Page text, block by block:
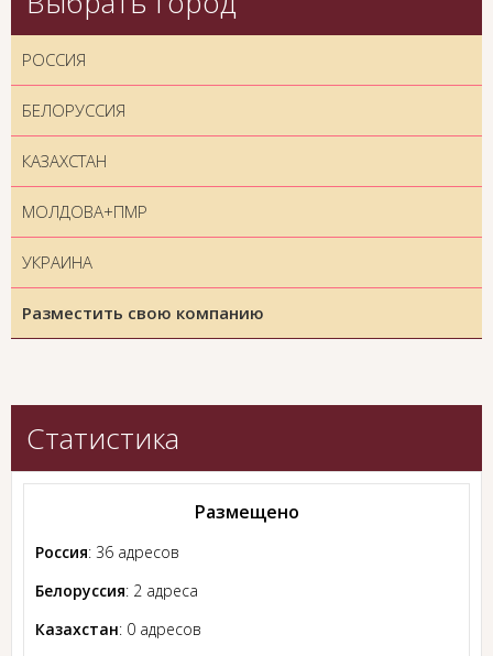
РОССИЯ
БЕЛОРУССИЯ
КАЗАХСТАН
МОЛДОВА+ПМР
УКРАИНА
Разместить свою компанию
Статистика
Размещено
Россия: 36 адресов
Белоруссия: 2 адреса
Казахстан: 0 адресов